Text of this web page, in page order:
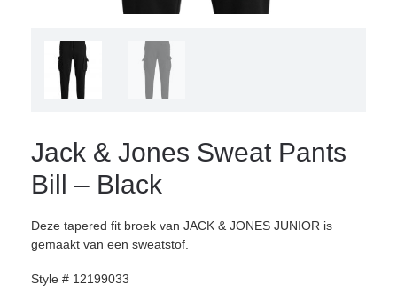
Jack & Jones Sweat Pants
Bill – Black
Deze tapered fit broek van JACK & JONES JUNIOR is
gemaakt van een sweatstof.
Style # 12199033